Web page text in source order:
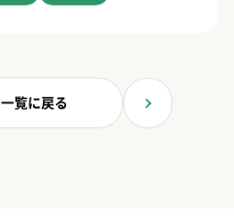
一覧に戻る